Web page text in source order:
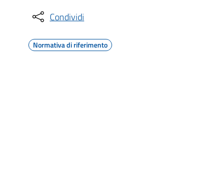
Condividi
Normativa di riferimento